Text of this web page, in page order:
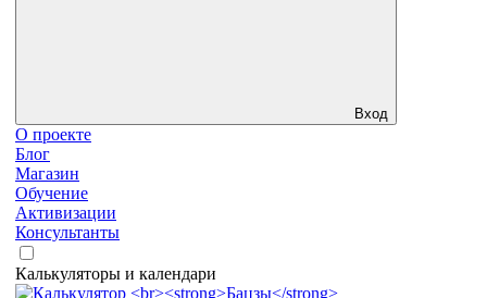
Вход
О проекте
Блог
Магазин
Обучение
Активизации
Консультанты
Калькуляторы и календари